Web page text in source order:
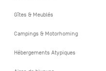
Gîtes & Meublés
Campings & Motorhoming
Hébergements Atypiques